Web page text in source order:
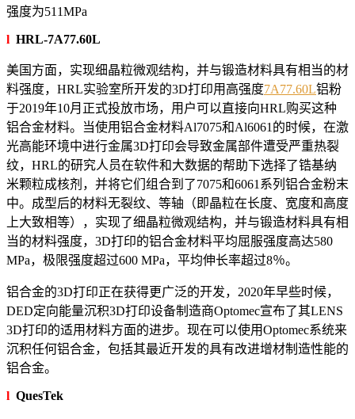
强度为511MPa
l HRL-7A77.60L
美国方面，实现细晶粒微观结构，并与锻造材料具有相当的材
料强度，HRL实验室所开发的3D打印用高强度7A77.60L铝粉
于2019年10月正式投放市场，用户可以直接向HRL购买这种
铝合金材料。当使用铝合金材料Al7075和Al6061的时候，在激
光高能环境中进行金属3D打印会导致金属部件遭受严重热裂
纹，HRL的研究人员在软件和大数据的帮助下选择了锆基纳
米颗粒成核剂，并将它们组合到了7075和6061系列铝合金粉末
中。成型后的材料无裂纹、等轴（即晶粒在长度、宽度和高度
上大致相等），实现了细晶粒微观结构，并与锻造材料具有相
当的材料强度，3D打印的铝合金材料平均屈服强度高达580
MPa，极限强度超过600 MPa，平均伸长率超过8％。
铝合金的3D打印正在获得更广泛的开发，2020年早些时候，
DED定向能量沉积3D打印设备制造商Optomec宣布了其LENS
3D打印的适用材料方面的进步。现在可以使用Optomec系统来
沉积任何铝合金，包括其最近开发的具有改进增材制造性能的
铝合金。
l QuesTek